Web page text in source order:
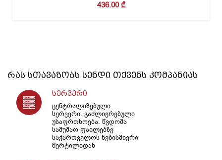
436.00₾
რას სთავაზობს სენდი თქვენს კომპანიას
სერვერი
ცენტრალიზებული
სერვერი. გაძლიერებული
უსაფრთხოება. წვდომა
სამუშაო ფაილებზე
საქართველოს ნებისმიერი
წერტილიდან